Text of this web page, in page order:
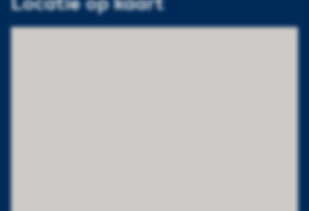
Locatie op kaart